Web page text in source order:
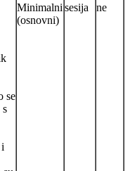
se
s
Minimalni
(osnovni)
sesija ne